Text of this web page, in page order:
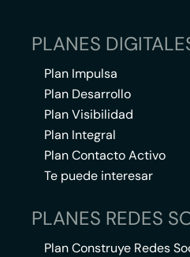
PLANES
Plan Impulsa
Plan Desarrollo
Plan Visibilidad
Plan Integral
Plan Contacto Activo
Te puede interesar
PLANES REDES
Plan Construye Redes